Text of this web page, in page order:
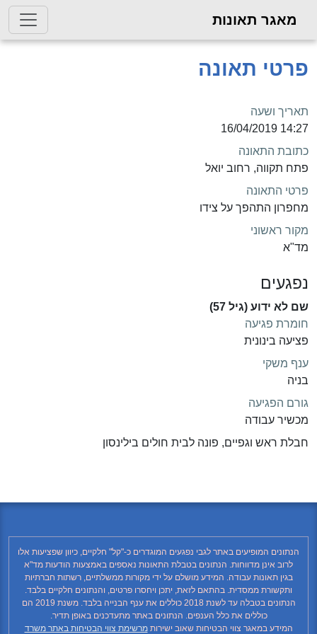
מאגר תאונות
פרטי תאונה
תאריך ושעה
14:27 16/04/2019
כתובת התאונה
פתח תקווה, רחוב יואל
פרטי התאונה
מחפרון התהפך על צידו
מקור ראשוני
מד"א
נפגעים
שם לא ידוע (גיל 57)
חומרת פגיעה
פציעה בינונית
ענף משקי
בניה
גורם הפגיעה
מכשיר עבודה
חבלת ראש וגפיים, פונה לבית חולים בילינסון
הנתונים המופיעים באתר לגבי נפגעים המוגדרים כ-"קל" חלקיים, כיוון שפציעות אלו
לרוב אינן מדווחות. הנתונים בטבלת התאונות נאספים באמצעות הודעות מד"א
בגין תאונות עבודה. המידע מושלם על ידי מקורות ממשלתיים, רשתות חברתיות
ותקשורת ממסדית. בהתאם לזאת, יתכן ויחסרו פרטים, והנתונים חלקיים בלבד.
הנתונים בטבלה עד לשנת 2018 כוללים את ענף הבנייה בלבד. משנת 2019 הם
כוללים את כלל הענפים. הנתונים באתר מתעדכנים באופן תדיר.
המידע במאגר צווי הבטיחות שאוב ישירותמרשימת צווי הבטיחות באתר משרד